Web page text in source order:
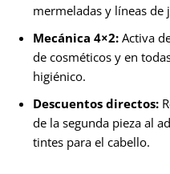
mermeladas y líneas de
Mecánica 4×2: Activa
de cosméticos y en
higiénico.
Descuentos directos:
de la segunda pieza al
tintes para el cabello.